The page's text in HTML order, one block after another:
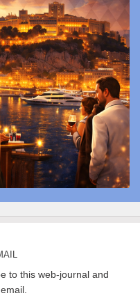
to this web-journal and